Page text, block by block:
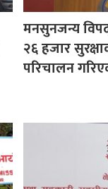
मनसुनजन्य
२६ हजार
परिचालन